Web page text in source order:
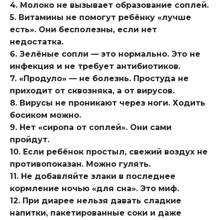
4. Молоко не вызывает образование соплей.
5. Витамины не помогут ребёнку «лучше
есть». Они бесполезны, если нет
недостатка.
6. Зелёные сопли — это нормально. Это не
инфекция и не требует антибиотиков.
7. «Продуло» — не болезнь. Простуда не
приходит от сквозняка, а от вирусов.
8. Вирусы не проникают через ноги. Ходить
босиком можно.
9. Нет «сиропа от соплей». Они сами
пройдут.
10. Если ребёнок простыл, свежий воздух не
противопоказан. Можно гулять.
11. Не добавляйте злаки в последнее
кормление ночью «для сна». Это миф.
12. При диарее нельзя давать сладкие
напитки, пакетированные соки и даже